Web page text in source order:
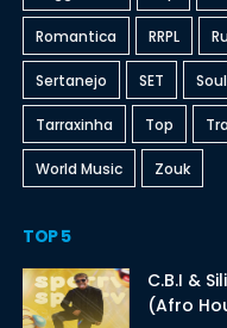
Romantica RRPL
Sertanejo SET Soul
Tarraxinha Top
World Music Zouk
TOP 5
C.B.I &
(Afro